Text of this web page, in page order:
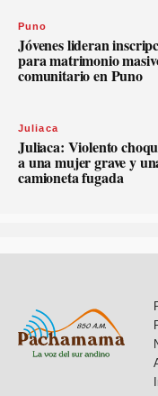
Puno
Jóvenes lideran
para matrimonio
comunitario en Puno
Juliaca
Juliaca: Violento
a una mujer grave y
camioneta fugada